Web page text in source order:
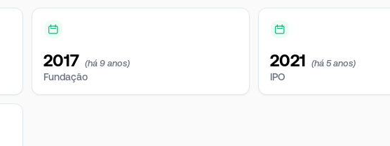
2017 (há 9 anos)
Fundação
2021 (há 5 anos)
IPO